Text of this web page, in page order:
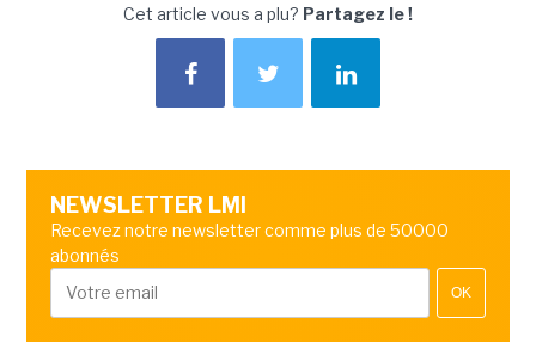
Cet article vous a plu? Partagez le !
NEWSLETTER LMI
Recevez notre newsletter comme plus de 50000
abonnés
OK